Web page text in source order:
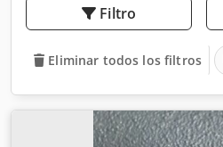
Filtro
Eliminar todos los filtros